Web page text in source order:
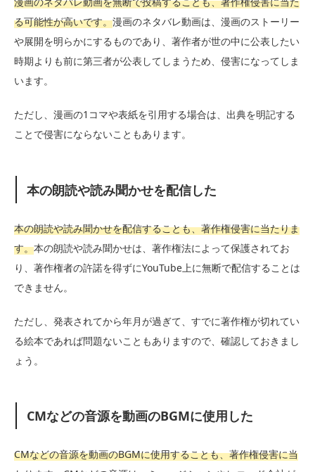
る可能性が高いです。漫画のネタバレ動画は、漫画のストーリー
や展開を明らかにするものであり、著作者が世の中に公表したい
時期よりも前に第三者が公表してしまうため、侵害になってしま
います。
ただし、漫画の1コマや表紙を引用する場合は、出典を明記する
ことで侵害にならないこともあります。
本の朗読や読み聞かせを配信した
本の朗読や読み聞かせを配信することも、著作権侵害に当たりま
す。本の朗読や読み聞かせは、著作権法によって保護されてお
り、著作権者の許諾を得ずにYouTube上に無断で配信することは
できません。
ただし、発表されてから年月が過ぎて、すでに著作権が切れてい
る絵本であれば問題ないこともありますので、確認しておきまし
ょう。
CMなどの音源を動画のBGMに使用した
CMなどの音源を動画のBGMに使用することも、著作権侵害に当